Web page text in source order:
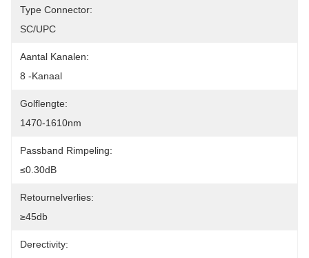
Type Connector:
SC/UPC
Aantal Kanalen:
8 -kanaal
Golflengte:
1470-1610nm
Passband Rimpeling:
≤0.30dB
Retournelverlies:
≥45db
Derectivity: